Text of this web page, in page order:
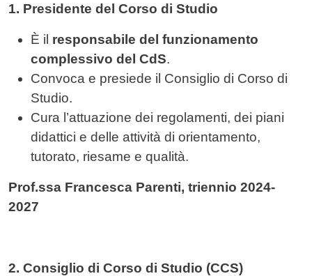
1. Presidente del Corso di Studio
È il responsabile del funzionamento
complessivo del CdS.
Convoca e presiede il Consiglio di Corso di
Studio.
Cura l’attuazione dei regolamenti, dei piani
didattici e delle attività di orientamento,
tutorato, riesame e qualità.
Prof.ssa Francesca Parenti, triennio 2024-
2027
2. Consiglio di Corso di Studio (CCS)